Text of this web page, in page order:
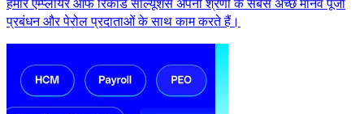
हमारे एम्प्लॉयर ऑफ रिकॉर्ड सॉल्यूशंस अपनी श्रेणी के सबसे अच्छे मानव पूंजी
प्रबंधन और पेरोल प्रदाताओं के साथ काम करते हैं।​​